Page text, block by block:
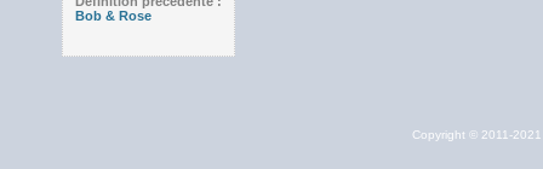
Bob & Rose
Copyright © 2011-